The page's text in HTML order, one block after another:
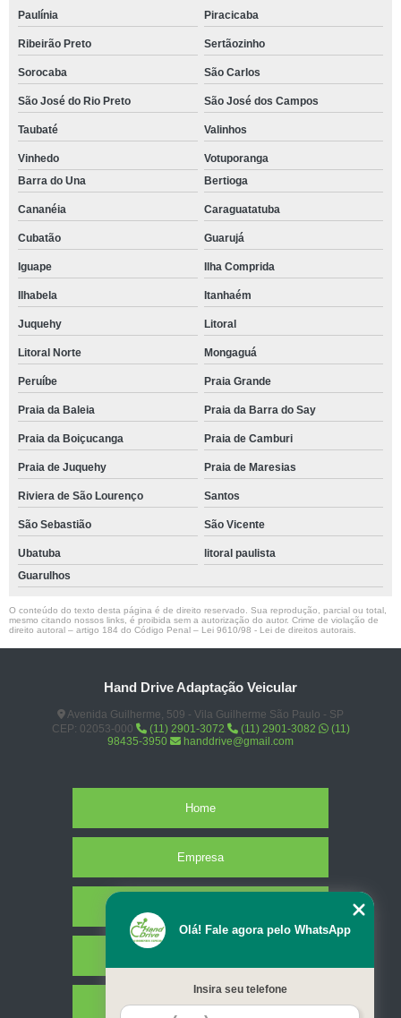
Paulínia Piracicaba
Ribeirão Preto Sertãozinho
Sorocaba São Carlos
São José do Rio Preto São José dos Campos
Taubaté Valinhos
Vinhedo
Votuporanga
Barra do Una
Bertioga
Cananéia Caraguatatuba
Cubatão Guarujá
Iguape Ilha Comprida
Ilhabela Itanhaém
Juquehy Litoral
Litoral Norte Mongaguá
Peruíbe Praia Grande
Praia da Baleia Praia da Barra do Say
Praia da Boiçucanga Praia de Camburi
Praia de Juquehy Praia de Maresias
Riviera de São Lourenço Santos
São Sebastião São Vicente
Ubatuba
litoral paulista
Guarulhos
O conteúdo do texto desta página é de direito reservado. Sua reprodução, parcial ou total,
mesmo citando nossos links, é proibida sem a autorização do autor. Crime de violação de
direito autoral – artigo 184 do Código Penal – Lei 9610/98 - Lei de direitos autorais
Hand Drive Adaptação Veicular
Avenida Guilherme, 509 - Vila Guilherme São Paulo - SP
CEP: 02053-000
(11) 2901-3072 (11) 2901-3082
(11)
98435-3950
handdrive@gmail.com
Home
Empresa
Contato
Olá! Fale agora pelo WhatsApp
Insira seu telefone